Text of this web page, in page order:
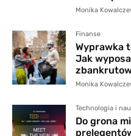
Monika
Finanse
Wyprawka
Jak
Monika
Technologia i
Do grona